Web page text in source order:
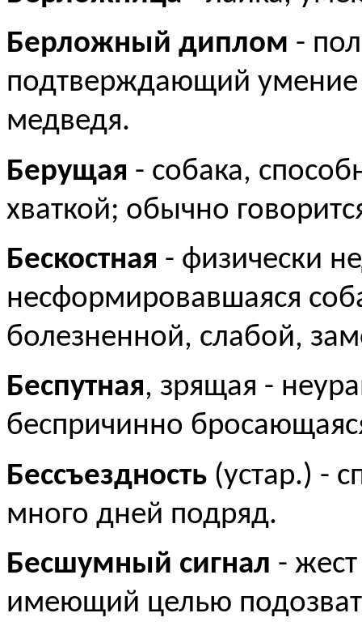
Берложный диплом -
подтверждающий умение
медведя.
Берущая - собака,
хваткой; обычно
Бескостная - физически
несформировавшаяся
болезненной, слабой,
Беспутная, зрящая -
беспричинно
Бессъездность (устар.) -
много дней подряд.
Бесшумный сигнал -
имеющий целью